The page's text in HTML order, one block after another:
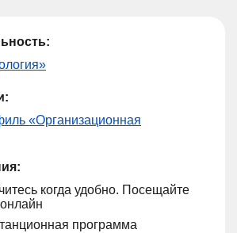
«Организационная
когда удобно. Посещайте
программа